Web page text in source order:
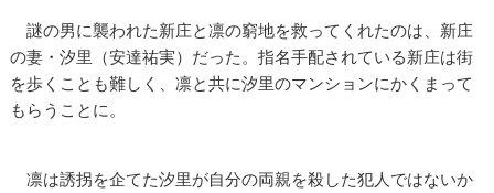
謎の男に襲われた新庄と凛の窮地を救ってくれたのは、新庄
の妻・汐里（安達祐実）だった。指名手配されている新庄は街
を歩くことも難しく、凛と共に汐里のマンションにかくまって
もらうことに。
凛は誘拐を企てた汐里が自分の両親を殺した犯人ではないか